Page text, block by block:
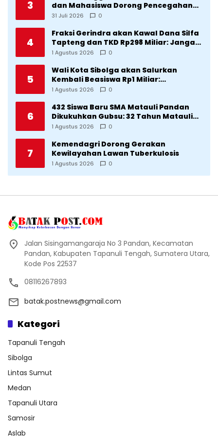
3
dan Mahasiswa Dorong Pencegahan
Stunting di Desa Silangkitang
31 Juli 2026 0
4
Fraksi Gerindra akan Kawal Dana Silfa
Tapteng dan TKD Rp298 Miliar: Jangan
Sampai Pekerjaan Pusat dan Provinsi
1 Agustus 2026 0
5
Wali Kota Sibolga akan Salurkan
Kembali Beasiswa Rp1 Miliar:
Diproritaskan Mahasiswa Korban
1 Agustus 2026 0
6
432 Siswa Baru SMA Matauli Pandan
Dikukuhkan Gubsu: 32 Tahun Matauli
Cetak SDM Unggul
1 Agustus 2026 0
7
Kemendagri Dorong Gerakan
Kewilayahan Lawan Tuberkulosis
1 Agustus 2026 0
Jalan Sisingamangaraja No 3 Pandan, Kecamatan
Pandan, Kabupaten Tapanuli Tengah, Sumatera Utara,
Kode Pos 22537
08116267893
batak.postnews@gmail.com
Kategori
Tapanuli Tengah
Sibolga
Lintas Sumut
Medan
Tapanuli Utara
Samosir
Aslab